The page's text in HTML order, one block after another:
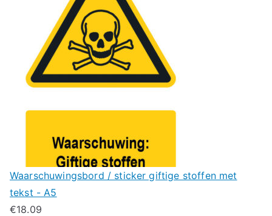
Waarschuwingsbord / sticker giftige stoffen met
tekst - A5
€18.09